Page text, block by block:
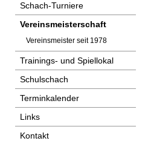
Schach-Turniere
Vereinsmeisterschaft
Vereinsmeister seit 1978
Trainings- und Spiellokal
Schulschach
Terminkalender
Links
Kontakt